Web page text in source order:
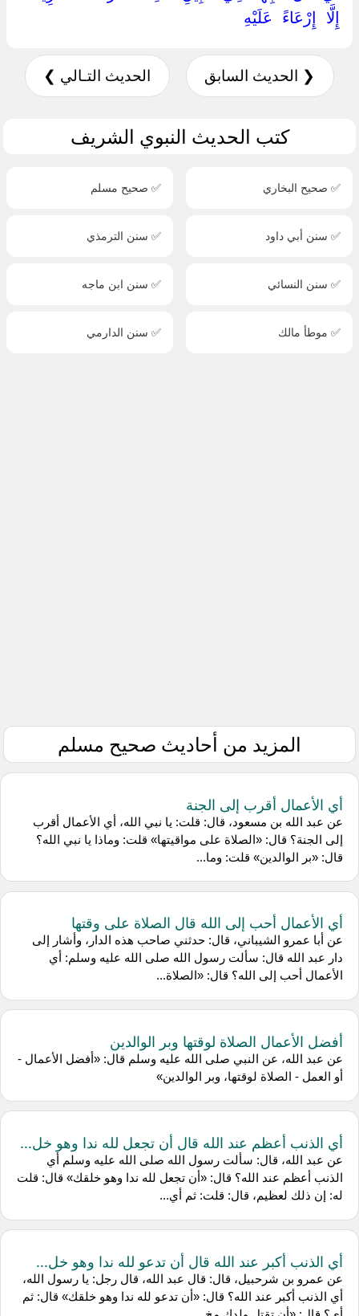
إِلَّا ‏ ‏إِرْعَاءً ‏ ‏عَلَيْهِ ‏
❮ الحديث السابق الحديث التـالي ❯
كتب الحديث النبوي الشريف
✅ صحيح البخاري ✅ صحيح مسلم
✅ سنن أبي داود ✅ سنن الترمذي
✅ سنن النسائي ✅ سنن ابن ماجه
✅ موطأ مالك ✅ سنن الدارمي
المزيد من أحاديث صحيح مسلم
أي الأعمال أقرب إلى الجنة
عن عبد الله بن مسعود، قال: قلت: يا نبي الله، أي الأعمال أقرب
إلى الجنة؟ قال: «الصلاة على مواقيتها» قلت: وماذا يا نبي الله؟
قال: «بر الوالدين» قلت: وما...
أي الأعمال أحب إلى الله قال الصلاة على وقتها
عن أبا عمرو الشيباني، قال: حدثني صاحب هذه الدار، وأشار إلى
دار عبد الله قال: سألت رسول الله صلى الله عليه وسلم: أي
الأعمال أحب إلى الله؟ قال: «الصلاة...
أفضل الأعمال الصلاة لوقتها وبر الوالدين
عن عبد الله، عن النبي صلى الله عليه وسلم قال: «أفضل الأعمال -
أو العمل - الصلاة لوقتها، وبر الوالدين»
أي الذنب أعظم عند الله قال أن تجعل لله ندا وهو خل...
عن عبد الله، قال: سألت رسول الله صلى الله عليه وسلم أي
الذنب أعظم عند الله؟ قال: «أن تجعل لله ندا وهو خلقك» قال: قلت
له: إن ذلك لعظيم، قال: قلت: ثم أي...
أي الذنب أكبر عند الله قال أن تدعو لله ندا وهو خل...
عن عمرو بن شرحبيل، قال: قال عبد الله، قال رجل: يا رسول الله،
أي الذنب أكبر عند الله؟ قال: «أن تدعو لله ندا وهو خلقك» قال: ثم